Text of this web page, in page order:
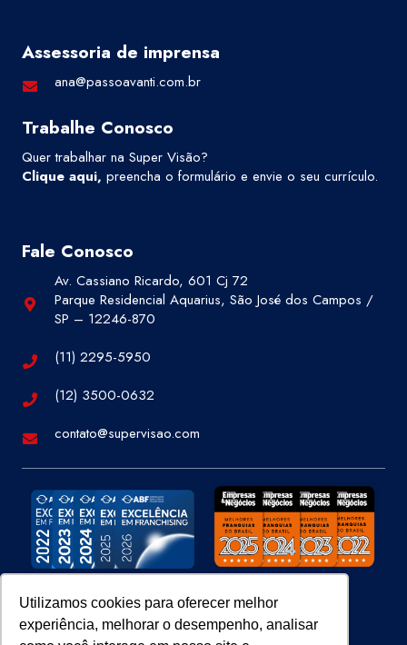
Utilizamos cookies para oferecer melhor
experiência, melhorar o desempenho, analisar
Assessoria de imprensa
ana@passoavanti.com.br
Trabalhe Conosco
Quer trabalhar na Super Visão?
Clique aqui, preencha o formulário e envie o seu currículo.
Fale Conosco
Av. Cassiano Ricardo, 601 Cj 72
Parque Residencial Aquarius, São José dos Campos /
SP – 12246-870
(11) 2295-5950
(12) 3500-0632
contato@supervisao.com
Site 100% Seguro